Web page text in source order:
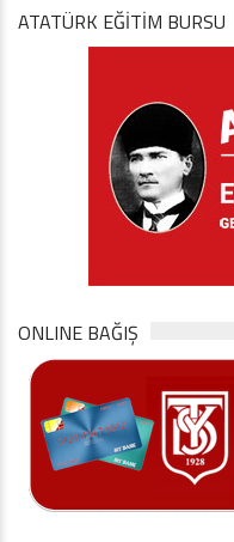
ATATÜRK EĞITIM BURSU
ONLINE BAĞIŞ